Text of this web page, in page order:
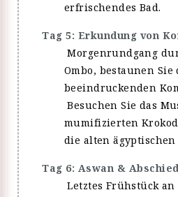
erfrischendes Bad.
Tag 5: Erkundung von
Morgenrundgang
Ombo, bestaunen Sie
beeindruckenden
Besuchen Sie das
mumifizierten
die alten
Tag 6: Aswan &
Letztes Frühstück